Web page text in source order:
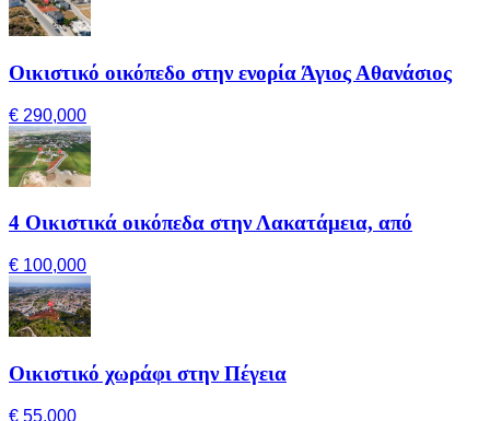
Οικιστικό οικόπεδο στην ενορία Άγιος Αθανάσιος
€ 290,000
4 Οικιστικά οικόπεδα στην Λακατάμεια, από
€ 100,000
Οικιστικό χωράφι στην Πέγεια
€ 55,000